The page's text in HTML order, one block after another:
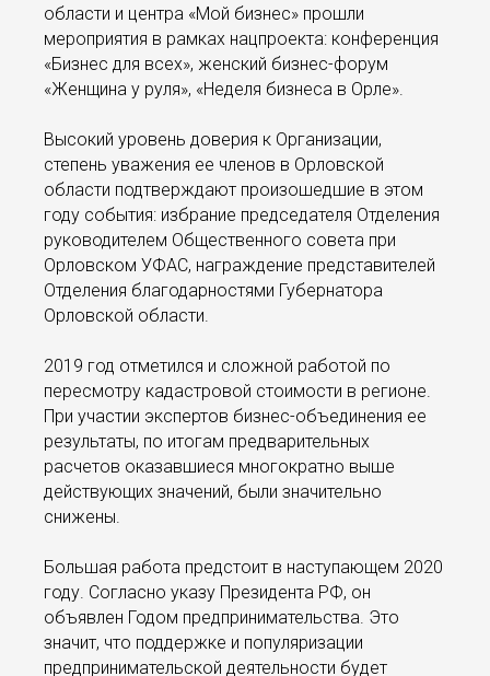
области и центра «Мой бизнес» прошли
мероприятия в рамках нацпроекта: конференция
«Бизнес для всех», женский бизнес-форум
«Женщина у руля», «Неделя бизнеса в Орле».
Высокий уровень доверия к Организации,
степень уважения ее членов в Орловской
области подтверждают произошедшие в этом
году события: избрание председателя Отделения
руководителем Общественного совета при
Орловском УФАС, награждение представителей
Отделения благодарностями Губернатора
Орловской области.
2019 год отметился и сложной работой по
пересмотру кадастровой стоимости в регионе.
При участии экспертов бизнес-объединения ее
результаты, по итогам предварительных
расчетов оказавшиеся многократно выше
действующих значений, были значительно
снижены.
Большая работа предстоит в наступающем 2020
году. Согласно указу Президента РФ, он
объявлен Годом предпринимательства. Это
значит, что поддержке и популяризации
предпринимательской деятельности будет